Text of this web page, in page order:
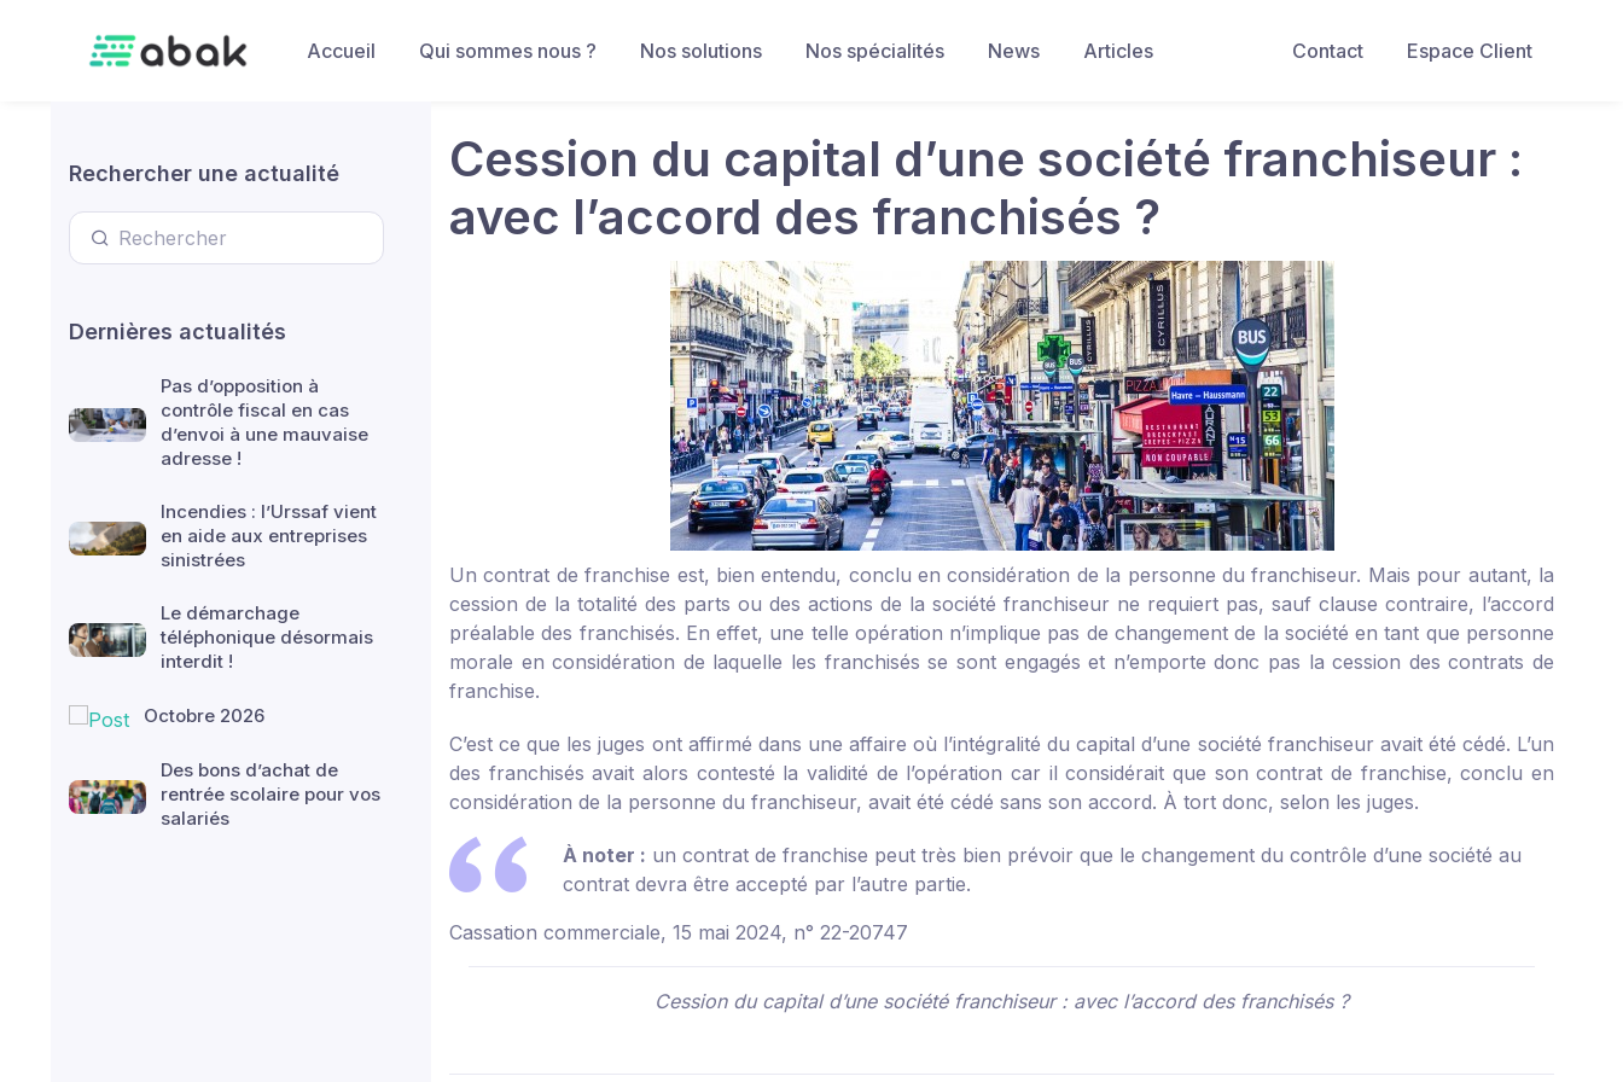
Contact
Espace Client
Accueil Qui sommes nous ? Nos solutions Nos spécialités News Articles
Rechercher une actualité
Dernières actualités
Pas d’opposition à
contrôle fiscal en cas
d’envoi à une mauvaise
adresse !
Incendies : l’Urssaf vient
en aide aux entreprises
sinistrées
Le démarchage
téléphonique désormais
interdit !
Octobre 2026
Des bons d’achat de
rentrée scolaire pour vos
salariés
Cession du capital d’une société franchiseur :
avec l’accord des franchisés ?
Un contrat de franchise est, bien entendu, conclu en considération de la personne du franchiseur. Mais pour autant, la
cession de la totalité des parts ou des actions de la société franchiseur ne requiert pas, sauf clause contraire, l’accord
préalable des franchisés. En effet, une telle opération n’implique pas de changement de la société en tant que personne
morale en considération de laquelle les franchisés se sont engagés et n’emporte donc pas la cession des contrats de
franchise.
C’est ce que les juges ont affirmé dans une affaire où l’intégralité du capital d’une société franchiseur avait été cédé. L’un
des franchisés avait alors contesté la validité de l’opération car il considérait que son contrat de franchise, conclu en
considération de la personne du franchiseur, avait été cédé sans son accord. À tort donc, selon les juges.
À noter : un contrat de franchise peut très bien prévoir que le changement du contrôle d’une société au
contrat devra être accepté par l’autre partie.
Cassation commerciale, 15 mai 2024, n° 22-20747
Cession du capital d’une société franchiseur : avec l’accord des franchisés ?